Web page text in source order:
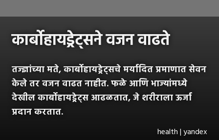
कार्बोहायड्रेट्सने वजन वाढते
तज्ज्ञांच्या मते, कार्बोहायड्रेट्‌सचे मर्यादित प्रमाणात सेवन
केले तर वजन वाढत नाहीत. फळे आणि भाज्यांमध्ये
देखील कार्बोहायड्रेट्स आढळतात, जे शरीराला ऊर्जा
प्रदान करतात.
health | yandex